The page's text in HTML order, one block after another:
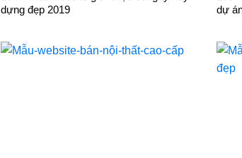
dựng đẹp 2019
dự